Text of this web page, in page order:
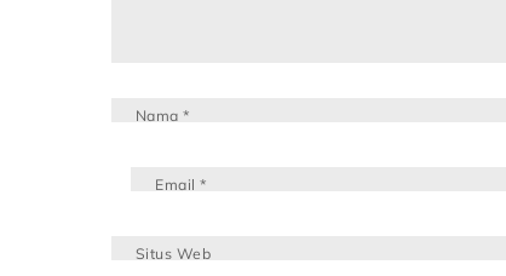
Nama*
Email*
Situs Web